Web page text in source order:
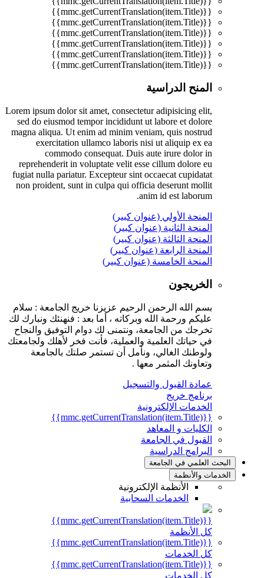
{{mmc.getCurrentTranslation(item.Title)}}
{{mmc.getCurrentTranslation(item.Title)}}
{{mmc.getCurrentTranslation(item.Title)}}
{{mmc.getCurrentTranslation(item.Title)}}
{{mmc.getCurrentTranslation(item.Title)}}
{{mmc.getCurrentTranslation(item.Title)}}
المنح الدراسية
Lorem ipsum dolor sit amet, consectetur adipisicing elit,
sed do eiusmod tempor incididunt ut labore et dolore
magna aliqua. Ut enim ad minim veniam, quis nostrud
exercitation ullamco laboris nisi ut aliquip ex ea
commodo consequat. Duis aute irure dolor in
reprehenderit in voluptate velit esse cillum dolore eu
fugiat nulla pariatur. Excepteur sint occaecat cupidatat
non proident, sunt in culpa qui officia deserunt mollit
anim id est laborum.
المنحة الأولي (عنوان كبير)
المنحة الثانية (عنوان كبير)
المنحة الثالثة (عنوان كبير)
المنحة الرابعة (عنوان كبير)
المنحة الخامسة (عنوان كبير)
الخريجون
بسم الله الرحمن الرحيم عزيزنا خريج الجامعة : سلام
عليكم ورحمة الله وبركاته ، أما بعد : فنهنئك ونبارك لك
تخرجك من الجامعة، ونتمنى لك دوام التوفيق والنجاح
في حياتك العلمية والعملية، فأنت فخر لأهلك ولجامعتك
ولوطنك الغالي، ونأمل أن تستمر صلتك بالجامعة
وتعاونك المثمر معها .
عمادة القبول والتسجيل
برنامج خريج
الخدمات الإلكترونية
{{mmc.getCurrentTranslation(item.Title)}}
الكليات و المعاهد
القبول في الجامعة
البرامج الدراسية
البحث العلمي في الجامعة
الخدمات والأنظمة
الأنظمة الإلكترونية
الخدمات السحابية
{{mmc.getCurrentTranslation(item.Title)}}
كل الأنظمة
{{mmc.getCurrentTranslation(item.Title)}}
كل الخدمات
{{mmc.getCurrentTranslation(item.Title)}}
كل الخدمات